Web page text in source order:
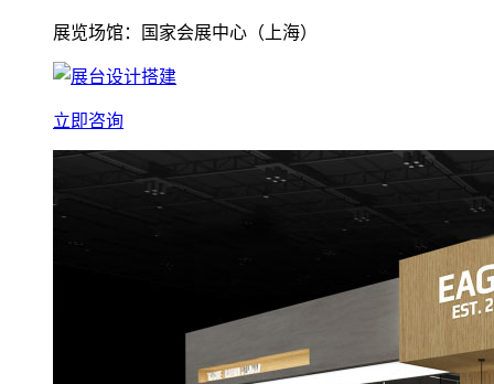
展览场馆：国家会展中心（上海）
立即咨询